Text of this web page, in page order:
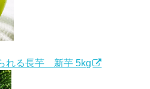
れる長芋 新芋 5kg